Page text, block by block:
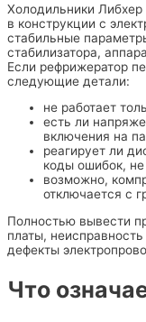
Холодильники
в конструкции с
стабильные
стабилизатора,
Если рефрижератор
следующие детали:
не работает
есть ли
включения на
реагирует ли
коды ошибок,
возможно,
отключается с
Полностью вывести
платы,
дефекты
Что